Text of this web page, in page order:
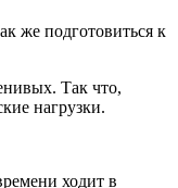
же подготовиться к
Так что,
нагрузки.
ходит в